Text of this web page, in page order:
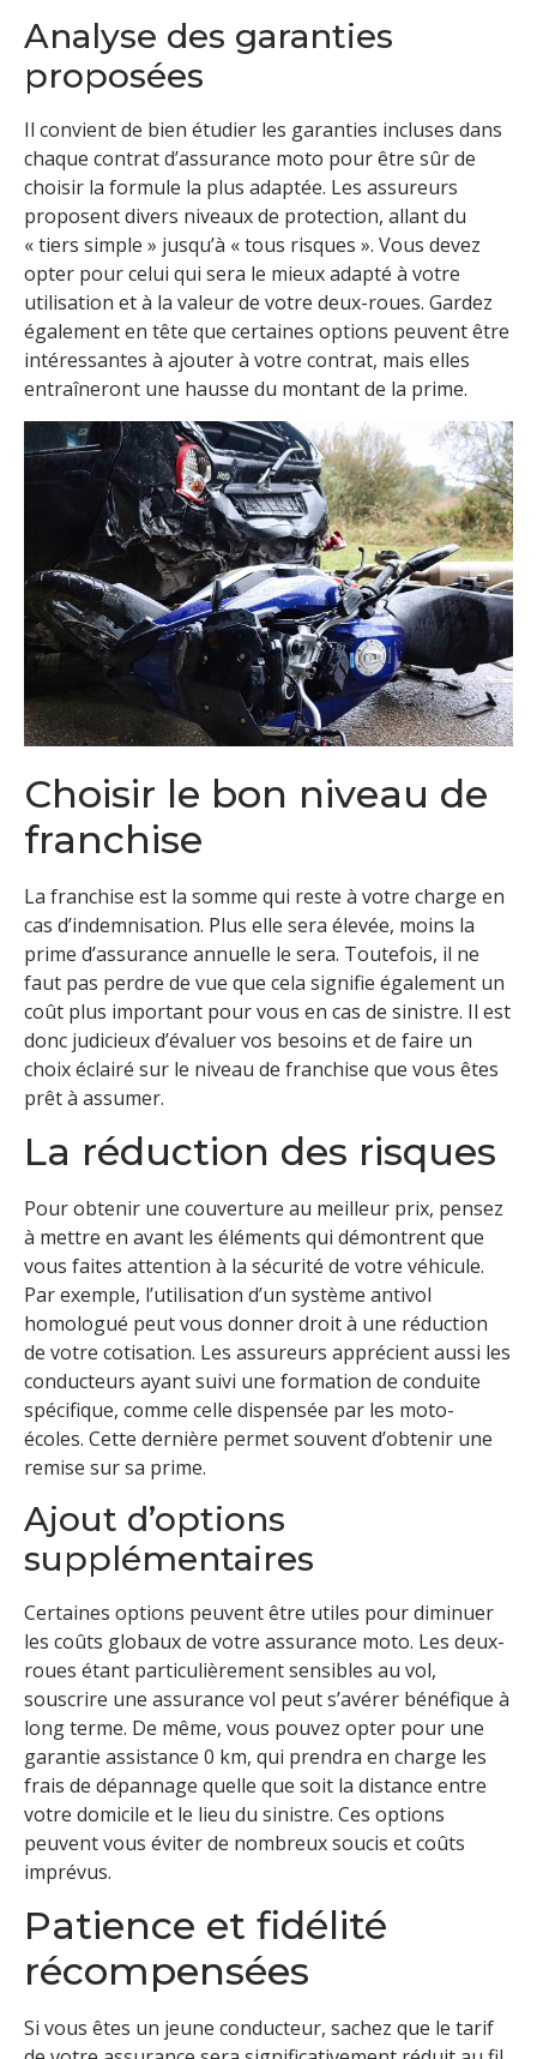
Analyse des garanties
proposées
Il convient de bien étudier les garanties incluses dans
chaque contrat d’assurance moto pour être sûr de
choisir la formule la plus adaptée. Les assureurs
proposent divers niveaux de protection, allant du
« tiers simple » jusqu’à « tous risques ». Vous devez
opter pour celui qui sera le mieux adapté à votre
utilisation et à la valeur de votre deux-roues. Gardez
également en tête que certaines options peuvent être
intéressantes à ajouter à votre contrat, mais elles
entraîneront une hausse du montant de la prime.
Choisir le bon niveau de
franchise
La franchise est la somme qui reste à votre charge en
cas d’indemnisation. Plus elle sera élevée, moins la
prime d’assurance annuelle le sera. Toutefois, il ne
faut pas perdre de vue que cela signifie également un
coût plus important pour vous en cas de sinistre. Il est
donc judicieux d’évaluer vos besoins et de faire un
choix éclairé sur le niveau de franchise que vous êtes
prêt à assumer.
La réduction des risques
Pour obtenir une couverture au meilleur prix, pensez
à mettre en avant les éléments qui démontrent que
vous faites attention à la sécurité de votre véhicule.
Par exemple, l’utilisation d’un système antivol
homologué peut vous donner droit à une réduction
de votre cotisation. Les assureurs apprécient aussi les
conducteurs ayant suivi une formation de conduite
spécifique, comme celle dispensée par les moto-
écoles. Cette dernière permet souvent d’obtenir une
remise sur sa prime.
Ajout d’options
supplémentaires
Certaines options peuvent être utiles pour diminuer
les coûts globaux de votre assurance moto. Les deux-
roues étant particulièrement sensibles au vol,
souscrire une assurance vol peut s’avérer bénéfique à
long terme. De même, vous pouvez opter pour une
garantie assistance 0 km, qui prendra en charge les
frais de dépannage quelle que soit la distance entre
votre domicile et le lieu du sinistre. Ces options
peuvent vous éviter de nombreux soucis et coûts
imprévus.
Patience et fidélité
récompensées
Si vous êtes un jeune conducteur, sachez que le tarif